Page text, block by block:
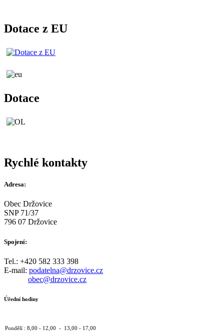
Dotace z EU
Dotace
Rychlé kontakty
Adresa:
Obec Držovice
SNP 71/37
796 07 Držovice
Spojení:
Tel.: +420 582 333 398
E-mail: podatelna@drzovice.cz
obec@drzovice.cz
Úřední hodiny
Pondělí : 8,00 - 12,00 - 13,00 - 17,00